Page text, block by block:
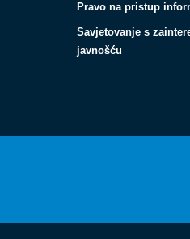
Pravo na pristup
Savjetovanje s
javnošću